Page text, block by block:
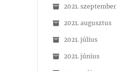
2021. szeptember
2021. augusztus
2021. július
2021. június